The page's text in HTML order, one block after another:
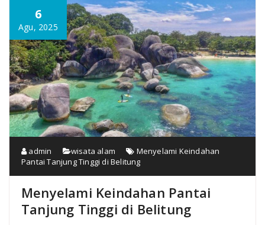
6
Agu, 2025
admin wisata alam
Menyelami Keindahan
Pantai Tanjung Tinggi di Belitung
Menyelami Keindahan Pantai
Tanjung Tinggi di Belitung